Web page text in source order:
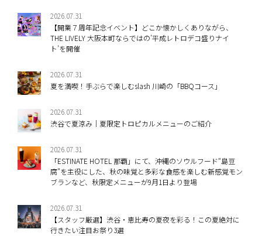
2026.07.31
【開業７周年記念イベント】どこか懐かしくありながら、
THE LIVELY 大阪本町ならではの’平成レトロデコ盛りナイ
ト’を開催
2026.07.31
夏を満喫！手ぶらで楽しむslash 川崎の「BBQコース」
2026.07.31
渋谷で夏涼み｜夏限定トロピカルメニューのご紹介
2026.07.31
「ESTINATE HOTEL 那覇」にて、沖縄のソウルフード“島豆
腐”を主役にした、秋の味覚と多彩な食感を楽しむ新感覚モン
ブランなど、秋限定メニューが9月1日より登場
2026.07.31
【スタッフ厳選】渋谷・恵比寿の夏夜を彩る！この夏絶対に
行きたい注目お祭り3選